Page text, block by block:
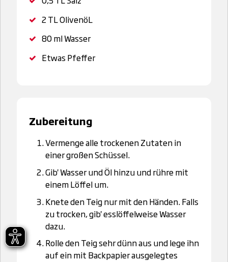
2 TLOlivenöL
80 mlWasser
Etwas Pfeffer
Zubereitung
Vermenge alle trockenen Zutaten in
einer großen Schüssel.
Gib' Wasser und Öl hinzu und rühre mit
einem Löffel um.
Knete den Teig nur mit den Händen. Falls
zu trocken, gib' esslöffelweise Wasser
dazu.
Rolle den Teig sehr dünn aus und lege ihn
auf ein mit Backpapier ausgelegtes